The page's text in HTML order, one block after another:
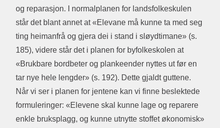
og reparasjon. I normalplanen for landsfolkeskulen
står det blant annet at «Elevane må kunne ta med seg
ting heimanfrå og gjera dei i stand i sløydtimane» (s.
185), videre står det i planen for byfolkeskolen at
«Brukbare bordbeter og plankeender nyttes ut før en
tar nye hele lengder» (s. 192). Dette gjaldt guttene.
Når vi ser i planen for jentene kan vi finne beslektede
formuleringer: «Elevene skal kunne lage og reparere
enkle bruksplagg, og kunne utnytte stoffet økonomisk»